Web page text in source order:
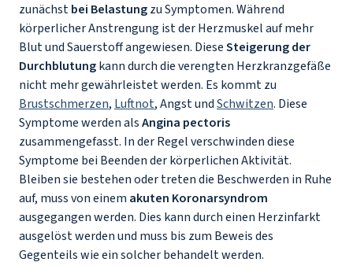
zunächstbei Belastungzu Symptomen. Während
körperlicher Anstrengung ist der Herzmuskel auf mehr
Blut und Sauerstoff angewiesen. DieseSteigerung der
Durchblutungkann durch die verengten Herzkranzgefäße
nicht mehr gewährleistet werden. Es kommt zu
Brustschmerzen, Luftnot, Angst undSchwitzen. Diese
Symptome werden alsAngina pectoris
zusammengefasst. In der Regel verschwinden diese
Symptome bei Beenden der körperlichen Aktivität.
Bleiben sie bestehen oder treten die Beschwerden in Ruhe
auf, muss von einem akuten Koronarsyndrom
ausgegangen werden. Dies kann durch einen Herzinfarkt
ausgelöst werden und muss bis zum Beweis des
Gegenteils wie ein solcher behandelt werden.